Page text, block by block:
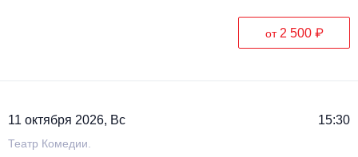
от 2 500 ₽
11 октября 2026, Вс 15:30
Театр Комедии.